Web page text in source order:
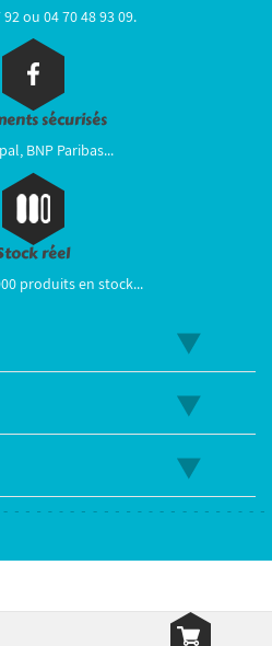
92 ou 04 70 48 93 09.
sécurisés
BNP Paribas...
réel
produits en stock...